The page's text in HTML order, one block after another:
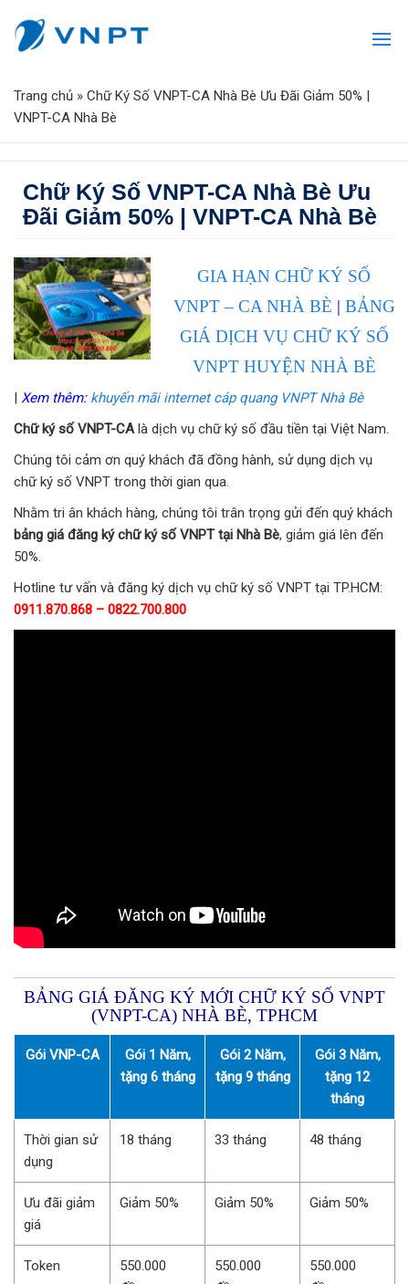
Trang chủ » Chữ Ký Số VNPT-CA Nhà Bè Ưu Đãi Giảm 50% |
VNPT-CA Nhà Bè
Chữ Ký Số VNPT-CA Nhà Bè Ưu
Đãi Giảm 50% | VNPT-CA Nhà Bè
GIA HẠN CHỮ KÝ SỐ
VNPT – CA NHÀ BÈ | BẢNG
GIÁ DỊCH VỤ CHỮ KÝ SỐ
VNPT HUYỆN NHÀ BÈ
| Xem thêm: khuyến mãi internet cáp quang VNPT Nhà Bè
Chữ ký số VNPT-CA là dịch vụ chữ ký số đầu tiền tại Việt Nam.
Chúng tôi cảm ơn quý khách đã đồng hành, sử dụng dịch vụ
chữ ký số VNPT trong thời gian qua.
Nhằm tri ân khách hàng, chúng tôi trân trọng gửi đến quý khách
bảng giá đăng ký chữ ký số VNPT tại Nhà Bè, giảm giá lên đến
50%.
Hotline tư vấn và đăng ký dịch vụ chữ ký số VNPT tại TP.HCM:
0911.870.868 – 0822.700.800
BẢNG GIÁ ĐĂNG KÝ MỚI CHỮ KÝ SỐ VNPT
(VNPT-CA) NHÀ BÈ, TPHCM
Gói VNP-CA
Gói 1 Năm,
tặng 6 tháng
Gói 2 Năm,
tặng 9 tháng
Gói 3 Năm,
tặng 12
tháng
Thời gian sử
dụng
18 tháng 33 tháng 48 tháng
Ưu đãi giảm
giá
Giảm 50% Giảm 50% Giảm 50%
Token
550.000
550.000
550.000